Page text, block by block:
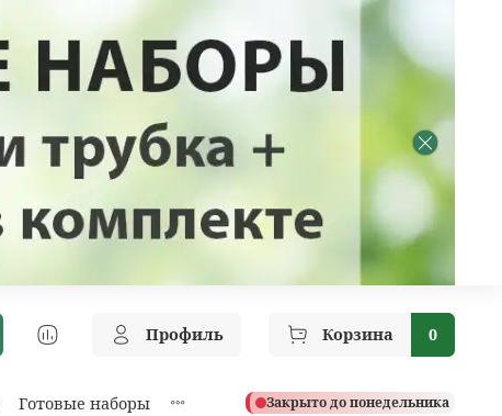
Профиль Корзина 0
Готовые наборы Закрыто до понедельника